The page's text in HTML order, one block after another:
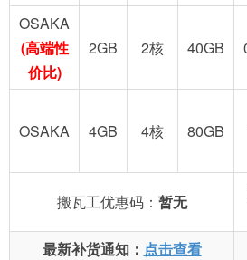
OSAKA
(高端性
价比)
2GB 2核 40GB
OSAKA
4GB 4核 80GB
搬瓦工优惠码： 暂无
最新补货通知： 点击查看